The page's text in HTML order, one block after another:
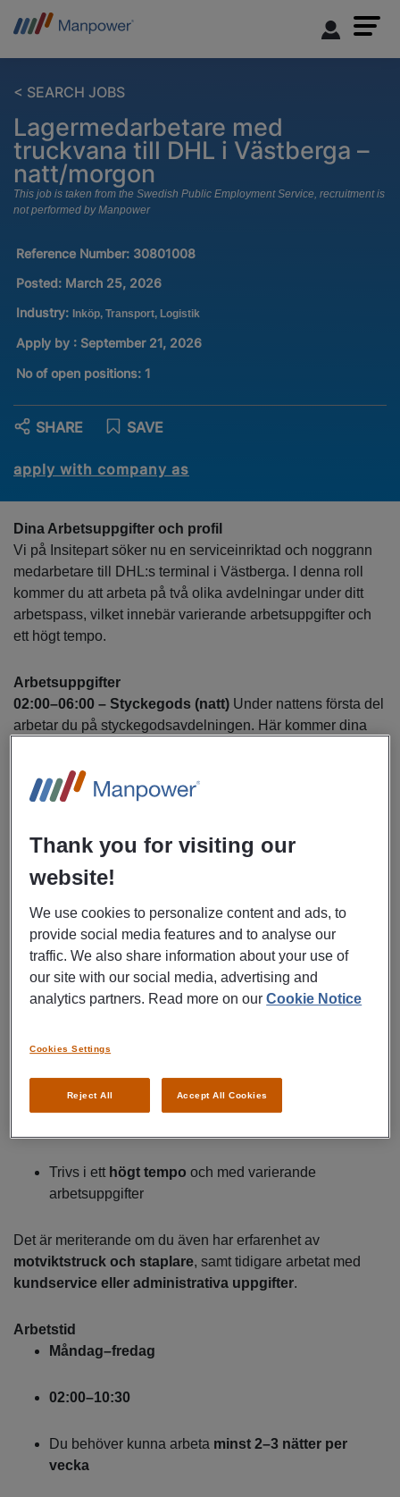
< SEARCH JOBS
Lagermedarbetare med
truckvana till DHL i Västberga –
natt/morgon
This job is taken from the Swedish Public Employment Service, recruitment is
not performed by Manpower
Reference Number: 30801008
Posted: March 25, 2026
Industry: Inköp, Transport, Logistik
Apply by : September 21, 2026
No of open positions: 1
apply with company as
SAVE
SHARE
Dina Arbetsuppgifter och profil
Vi på Insitepart söker nu en serviceinriktad och noggrann
medarbetare till DHL:s terminal i Västberga. I denna roll
kommer du att arbeta på två olika avdelningar under ditt
arbetspass, vilket innebär varierande arbetsuppgifter och
ett högt tempo.
Arbetsuppgifter
02:00–06:00 – Styckegods (natt) Under nattens första del
arbetar du på styckegodsavdelningen. Här kommer dina
skjutstativ
ställage samt hanterar och förflyttar gods i terminalen.
06:00–10:30 – Ankommande gods
del arbetar du på avdelningen för ankommande gods. Här
kommer du att kontrollera och gå igenom avier, säkerställa
kundkontakt kopplad till in- och utlämning av paket.
Vi söker dig som
Har
erfarenhet av truckkörning
, krav på erfarenhet
av skjutstativ
Ärnoggrann och strukturerad
Har ett
serviceinriktat och professionellt
Trivs i ett högt tempo och med varierande
arbetsuppgifter
Det är meriterande om du även har erfarenhet av
motviktstruck och staplare, samt tidigare arbetat med
kundservice eller administrativa uppgifter.
Arbetstid
Måndag–fredag
02:00–10:30
Du behöver kunna arbeta minst 2–3 nätter per
vecka
Thank you for visiting our
website!
We use cookies to personalize content and ads, to
provide social media features and to analyse our
traffic. We also share information about your use of
our site with our social media, advertising and
analytics partners. Read more on ourCookie Notice
Reject All Accept All Cookies
Cookies Settings